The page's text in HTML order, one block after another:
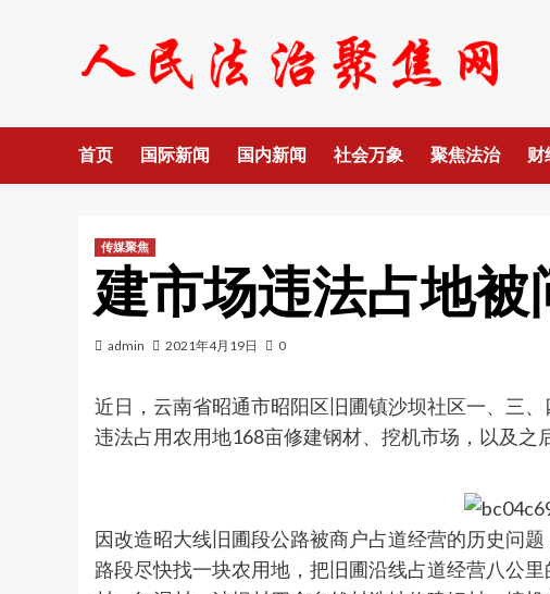
首页 国际新闻 国内新闻 社会万象 聚焦法治 财
传媒聚焦
建市场违法占地
admin 2021年4月19日 0
近日，云南省昭通市昭阳区旧圃镇沙坝社区一、三
违法占用农用地168亩修建钢材、挖机市场，以及之
因改造昭大线旧圃段公路被商户占道经营的历史问
路段尽快找一块农用地，把旧圃沿线占道经营八公